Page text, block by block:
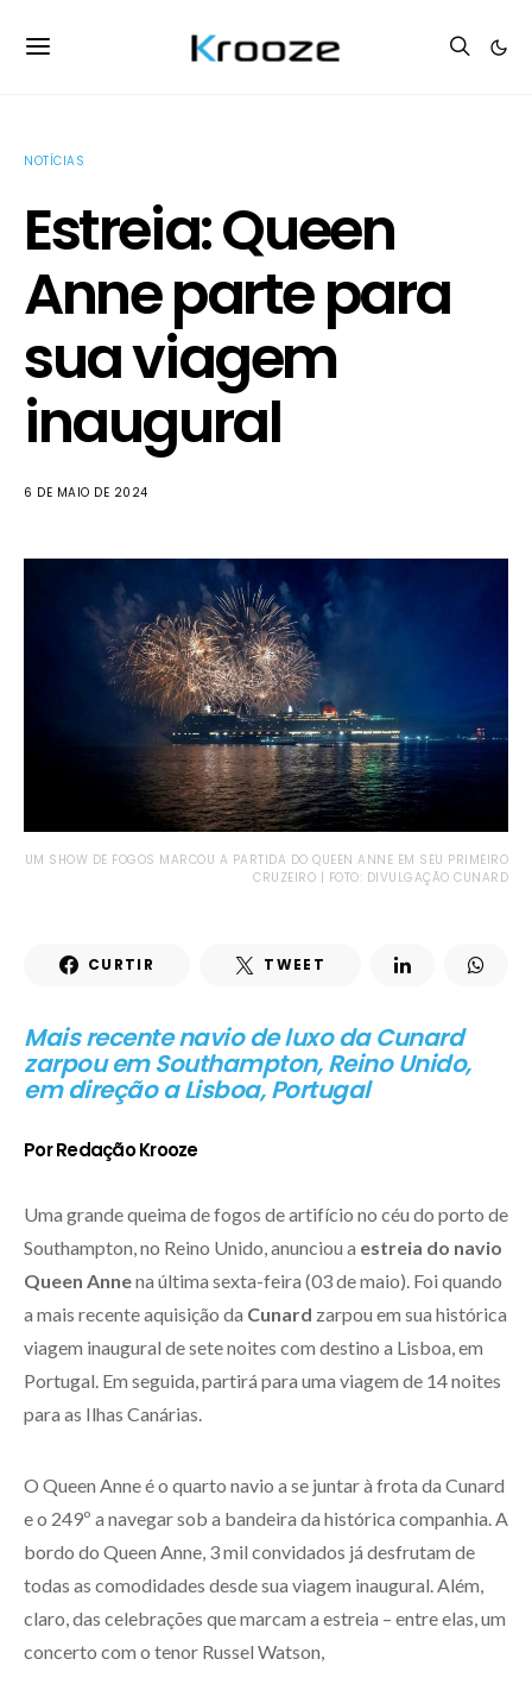
NOTÍCIAS
Estreia: Queen
Anne parte para
sua viagem
inaugural
6 DE MAIO DE 2024
UM SHOW DE FOGOS MARCOU A PARTIDA DO QUEEN ANNE EM SEU PRIMEIRO
CRUZEIRO | FOTO: DIVULGAÇÃO CUNARD
CURTIR TWEET
Mais recente navio de luxo da Cunard
zarpou em Southampton, Reino Unido,
em direção a Lisboa, Portugal
Por Redação Krooze
Uma grande queima de fogos de artifício no céu do porto de
Southampton, no Reino Unido, anunciou a estreia do navio
Queen Annena última sexta-feira (03 de maio). Foi quando
a mais recente aquisição da Cunard zarpou em sua histórica
viagem inaugural de sete noites com destino a Lisboa, em
Portugal. Em seguida, partirá para uma viagem de 14 noites
para as Ilhas Canárias.
O Queen Anne é o quarto navio a se juntar à frota da Cunard
e o 249º a navegar sob a bandeira da histórica companhia. A
bordo do Queen Anne, 3 mil convidados já desfrutam de
todas as comodidades desde sua viagem inaugural. Além,
claro, das celebrações que marcam a estreia – entre elas, um
concerto com o tenor Russel Watson,